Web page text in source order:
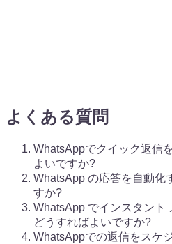
よくある質問
WhatsAppでクイック返信
よいですか?
WhatsApp の応答を自動化
すか?
WhatsApp でインスタント
どうすればよいですか?
WhatsAppでの返信をスケ